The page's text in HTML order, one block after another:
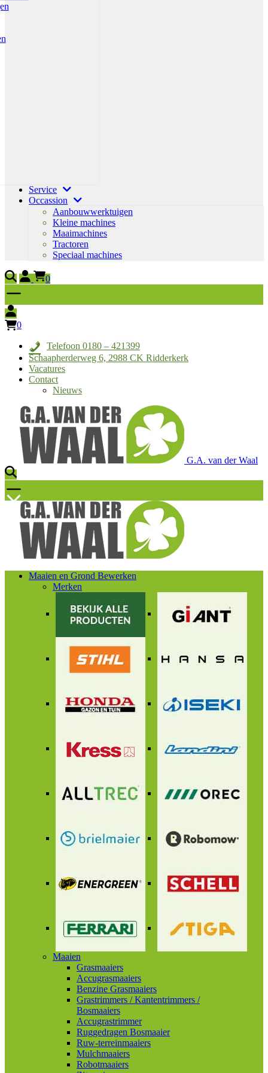
Service
Occassion
Aanbouwwerktuigen
Kleine machines
Maaimachines
Tractoren
Speciaal machines
0
0
Telefoon 0180 – 421399
Schaapherderweg 6, 2988 CK Ridderkerk
Vacatures
Contact
Nieuws
G.A. van der Waal
Maaien en Grond Bewerken
Merken
Maaien
Grasmaaiers
Accugrasmaaiers
Benzine Grasmaaiers
Grastrimmers / Kantentrimmers /
Bosmaaiers
Accugrastrimmer
Ruggedragen Bosmaaier
Ruw-terreinmaaiers
Mulchmaaiers
Robotmaaiers